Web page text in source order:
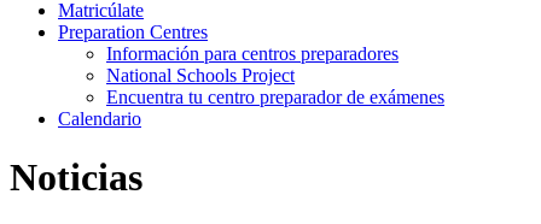
Matricúlate
Preparation Centres
Información para centros preparadores
National Schools Project
Encuentra tu centro preparador de exámenes
Calendario
Noticias